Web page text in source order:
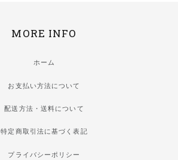
MORE INFO
ホーム
お支払い方法について
配送方法・送料について
特定商取引法に基づく表記
プライバシーポリシー